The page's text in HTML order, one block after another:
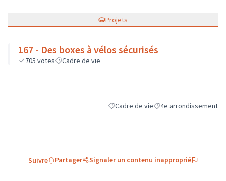
Projets
167 - Des boxes à vélos sécurisés
705 votes Cadre de vie
Filtrer les résultats de la catégorie :
Cadre de vieFiltrer les résultats
4e arrondissement
Suivre Partager Signaler un contenu inapproprié